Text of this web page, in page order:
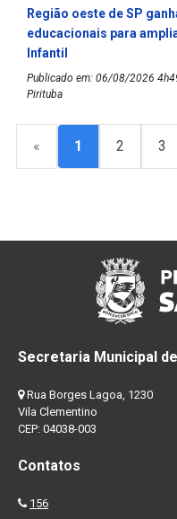
Região oeste de SP
educacionais para
Infantil
Publicado em: 06/08/2026
Pirituba
« 1 2 3
Secretaria Municipal
Rua Borges Lagoa, 1230
Vila Clementino
CEP: 04038-003
Contatos
156